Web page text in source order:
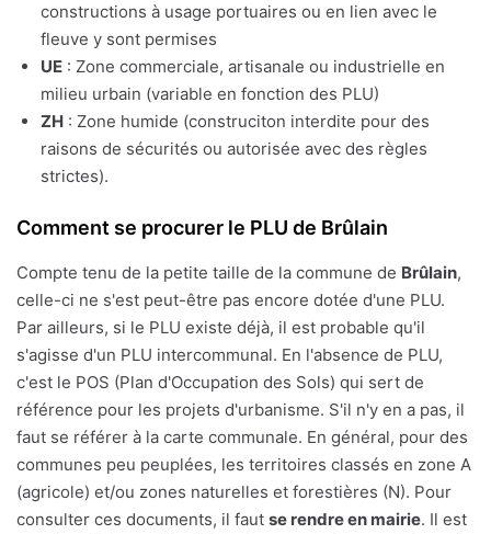
constructions à usage portuaires ou en lien avec le
fleuve y sont permises
UE : Zone commerciale, artisanale ou industrielle en
milieu urbain (variable en fonction des PLU)
ZH : Zone humide (construciton interdite pour des
raisons de sécurités ou autorisée avec des règles
strictes).
Comment se procurer le PLU de Brûlain
Compte tenu de la petite taille de la commune de Brûlain,
celle-ci ne s'est peut-être pas encore dotée d'une PLU.
Par ailleurs, si le PLU existe déjà, il est probable qu'il
s'agisse d'un PLU intercommunal. En l'absence de PLU,
c'est le POS (Plan d'Occupation des Sols) qui sert de
référence pour les projets d'urbanisme. S'il n'y en a pas, il
faut se référer à la carte communale. En général, pour des
communes peu peuplées, les territoires classés en zone A
(agricole) et/ou zones naturelles et forestières (N). Pour
consulter ces documents, il faut se rendre en mairie. Il est